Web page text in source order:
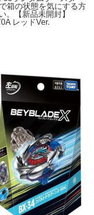
箱の状態を気にする方
。【新品未開封】
レッドVer.